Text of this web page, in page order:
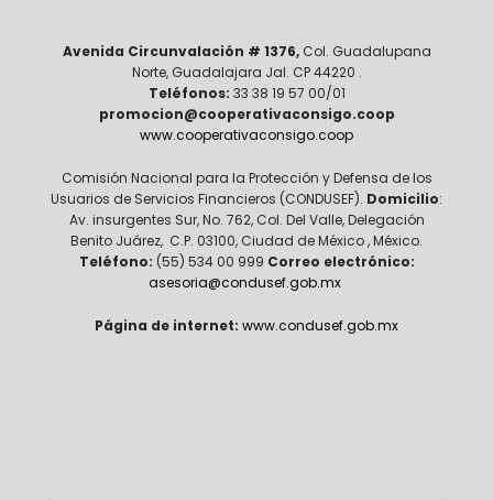
Avenida Circunvalación # 1376, Col. Guadalupana
Norte, Guadalajara Jal. CP 44220 .
Teléfonos: 33 38 19 57 00/01
promocion@cooperativaconsigo.coop
www.cooperativaconsigo.coop
Comisión Nacional para la Protección y Defensa de los
Usuarios de Servicios Financieros (CONDUSEF). Domicilio:
Av. insurgentes Sur, No. 762, Col. Del Valle, Delegación
Benito Juárez, C.P. 03100, Ciudad de México , México.
Teléfono: (55) 534 00 999 Correo electrónico:
asesoria@condusef.gob.mx
Página de internet: www.condusef.gob.mx